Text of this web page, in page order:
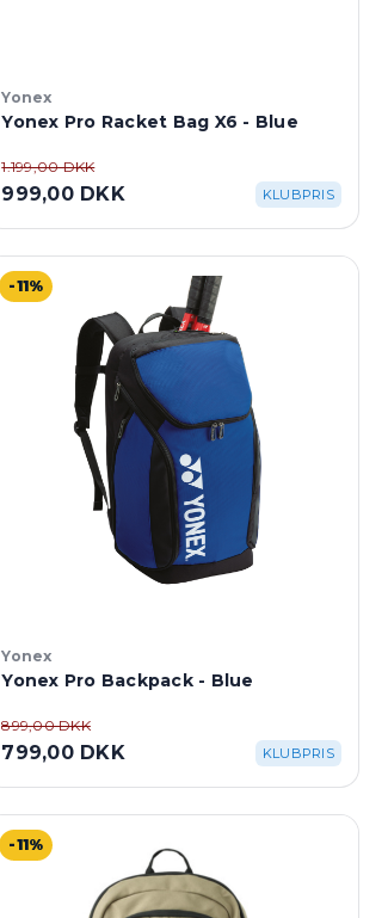
Yonex
Yonex Pro Racket Bag X6 - Blue
1.199,00 DKK
999,00 DKK KLUBPRIS
-11%
Yonex
Yonex Pro Backpack - Blue
899,00 DKK
799,00 DKK KLUBPRIS
-11%